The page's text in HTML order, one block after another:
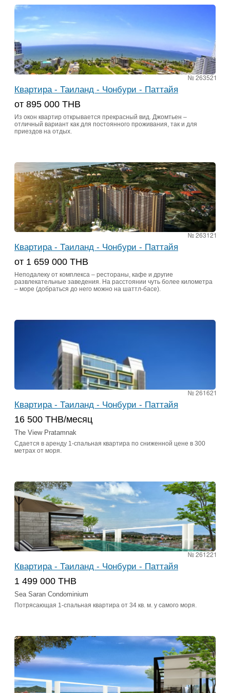
№ 263521
Квартира - Таиланд - Чонбури - Паттайя
от 895 000 ТНВ
Из окон квартир открывается прекрасный вид. Джомтьен –
отличный вариант как для постоянного проживания, так и для
приездов на отдых.
№ 263121
Квартира - Таиланд - Чонбури - Паттайя
от 1 659 000 THB
Неподалеку от комплекса – рестораны, кафе и другие
развлекательные заведения. На расстоянии чуть более километра
– море (добраться до него можно на шаттл-басе).
№ 261621
Квартира - Таиланд - Чонбури - Паттайя
16 500 THB/месяц
The View Pratamnak
Сдается в аренду 1-спальная квартира по сниженной цене в 300
метрах от моря.
№ 261221
Квартира - Таиланд - Чонбури - Паттайя
1 499 000 THB
Sea Saran Condominium
Потрясающая 1-спальная квартира от 34 кв. м. у самого моря.